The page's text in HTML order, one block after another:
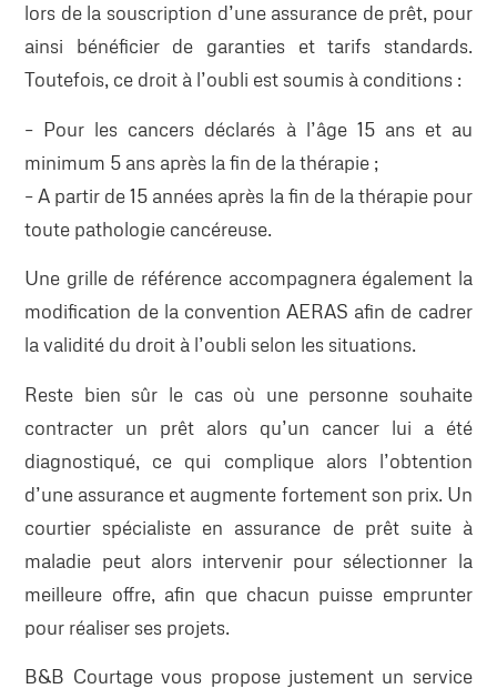
lors de la souscription d’une assurance de prêt, pour
ainsi bénéficier de garanties et tarifs standards.
Toutefois, ce droit à l’oubli est soumis à conditions :
– Pour les cancers déclarés à l’âge 15 ans et au
minimum 5 ans après la fin de la thérapie ;
– A partir de 15 années après la fin de la thérapie pour
toute pathologie cancéreuse.
Une grille de référence accompagnera également la
modification de la convention AERAS afin de cadrer
la validité du droit à l’oubli selon les situations.
Reste bien sûr le cas où une personne souhaite
contracter un prêt alors qu’un cancer lui a été
diagnostiqué, ce qui complique alors l’obtention
d’une assurance et augmente fortement son prix. Un
courtier spécialiste en assurance de prêt suite à
maladie peut alors intervenir pour sélectionner la
meilleure offre, afin que chacun puisse emprunter
pour réaliser ses projets.
B&B Courtage vous propose justement un service